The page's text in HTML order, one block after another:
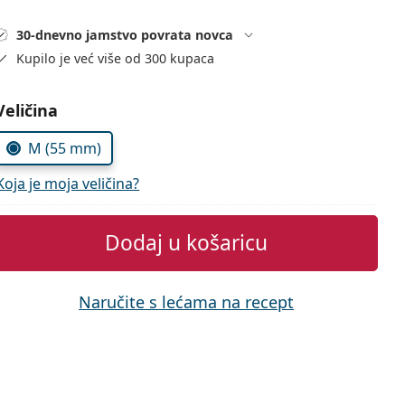
30-dnevno jamstvo povrata novca
Kupilo je već više od 300 kupaca
parametre
M (55 mm)
je moja veličina?
Dodaj u košaricu
Naručite s lećama na recept